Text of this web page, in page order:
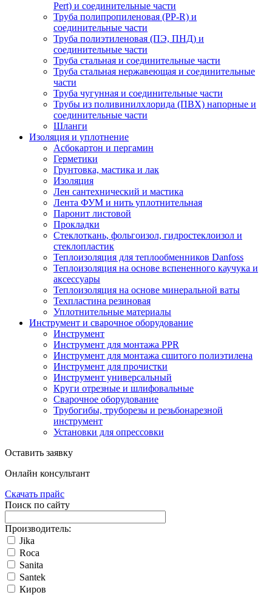
Pert) и соединительные части
Труба полипропиленовая (PP-R) и
соединительные части
Труба полиэтиленовая (ПЭ, ПНД) и
соединительные части
Труба стальная и соединительные части
Труба стальная нержавеющая и соединительные
части
Труба чугунная и соединительные части
Трубы из поливинилхлорида (ПВХ) напорные и
соединительные части
Шланги
Изоляция и уплотнение
Асбокартон и пергамин
Герметики
Грунтовка, мастика и лак
Изоляция
Лен сантехнический и мастика
Лента ФУМ и нить уплотнительная
Паронит листовой
Прокладки
Стеклоткань, фольгоизол, гидростеклоизол и
стеклопластик
Теплоизоляция для теплообменников Danfoss
Теплоизоляция на основе вспененного каучука и
аксессуары
Теплоизоляция на основе минеральной ваты
Техпластина резиновая
Уплотнительные материалы
Инструмент и сварочное оборудование
Инструмент
Инструмент для монтажа PPR
Инструмент для монтажа сшитого полиэтилена
Инструмент для прочистки
Инструмент универсальный
Круги отрезные и шлифовальные
Сварочное оборудование
Трубогибы, труборезы и резьбонарезной
инструмент
Установки для опрессовки
Оставить заявку
Онлайн консультант
Скачать прайс
Поиск по сайту
Производитель:
Jika
Roca
Sanita
Santek
Киров